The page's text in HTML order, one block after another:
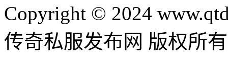
Copyright © 2024
传奇私服发布网 版权所有